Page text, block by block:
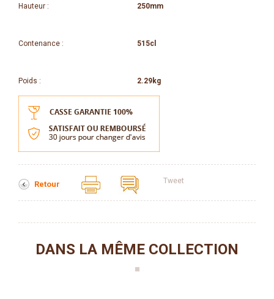
Hauteur : 250mm
Contenance : 515cl
Poids : 2.29kg
Retour Tweet
DANS LA MÊME COLLECTION